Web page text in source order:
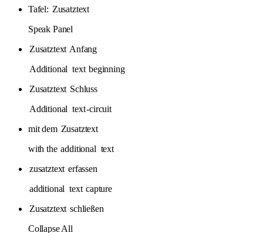
Tafel: Zusatztext
Speak Panel
Zusatztext Anfang
Additional text beginning
Zusatztext Schluss
Additional text-circuit
mit dem Zusatztext
with the additional text
zusatztext erfassen
additional text capture
Zusatztext schließen
Collapse All